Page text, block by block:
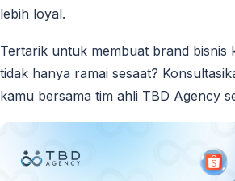
lebih loyal.
Tertarik untuk membuat brand bisnis
tidak hanya ramai sesaat?
kamu bersama tim ahli TBD Agency